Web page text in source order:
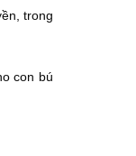
trong
con bú